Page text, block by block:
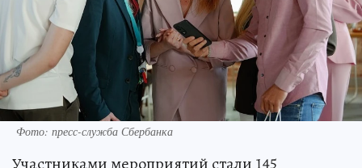
Фото: пресс-служба Сбербанка